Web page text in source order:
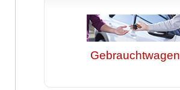
Gebrauchtwagen